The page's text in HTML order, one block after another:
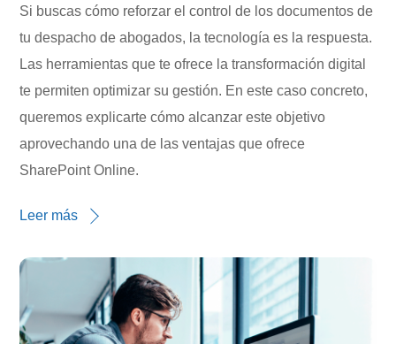
Si buscas cómo reforzar el control de los documentos de
tu despacho de abogados, la tecnología es la respuesta.
Las herramientas que te ofrece la transformación digital
te permiten optimizar su gestión. En este caso concreto,
queremos explicarte cómo alcanzar este objetivo
aprovechando una de las ventajas que ofrece
SharePoint Online.
Leer más